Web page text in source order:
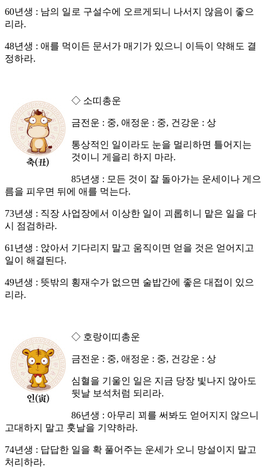
60년생 : 남의 일로 구설수에 오르게되니 나서지 않음이 좋으
리라.
48년생 : 애를 먹이든 문서가 매기가 있으니 이득이 약해도 결
정하라.
◇ 소띠총운
금전운 : 중, 애정운 : 중, 건강운 : 상
통상적인 일이라도 눈을 멀리하면 틀어지는
것이니 게을리 하지 마라.
85년생 : 모든 것이 잘 돌아가는 운세이나 게으
름을 피우면 뒤에 애를 먹는다.
73년생 : 직장 사업장에서 이상한 일이 괴롭히니 맡은 일을 다
시 점검하라.
61년생 : 앉아서 기다리지 말고 움직이면 얻을 것은 얻어지고
일이 해결된다.
49년생 : 뜻밖의 횡재수가 없으면 술밥간에 좋은 대접이 있으
리라.
◇ 호랑이띠총운
금전운 : 중, 애정운 : 중, 건강운 : 상
심혈을 기울인 일은 지금 당장 빛나지 않아도
뒷날 보석처럼 되리라.
86년생 : 아무리 꾀를 써봐도 얻어지지 않으니
고대하지 말고 훗날을 기약하라.
74년생 : 답답한 일을 확 풀어주는 운세가 오니 망설이지 말고
처리하라.